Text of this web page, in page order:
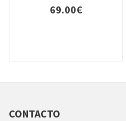
69.00€
CONTACTO